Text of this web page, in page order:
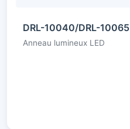
DRL-10040/DRL-10065
Anneau lumineux LED